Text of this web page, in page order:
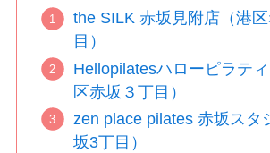
the SILK 赤坂見附店（港
目）
Hellopilatesハローピラテ
区赤坂３丁目）
zen place pilates 赤坂スタ
坂3丁目）